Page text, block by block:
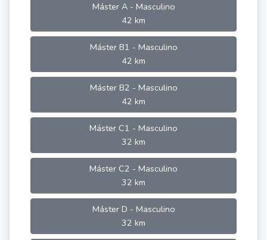
Máster A - Masculino
42 km
Máster B1 - Masculino
42 km
Máster B2 - Masculino
42 km
Máster C1 - Masculino
32 km
Máster C2 - Masculino
32 km
Máster D - Masculino
32 km